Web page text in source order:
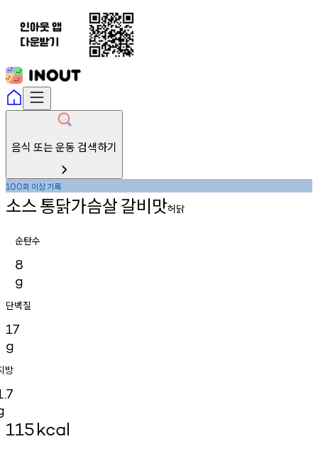
음식 또는 운동 검색하기
100회 이상기록
소스통닭가슴살갈비맛허닭
순탄수
8
g
단백질
17
g
방
115kcal